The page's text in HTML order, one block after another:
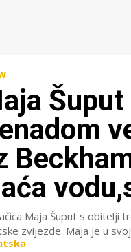
Maja Šuput s obitelji
svjetske zvijezde.